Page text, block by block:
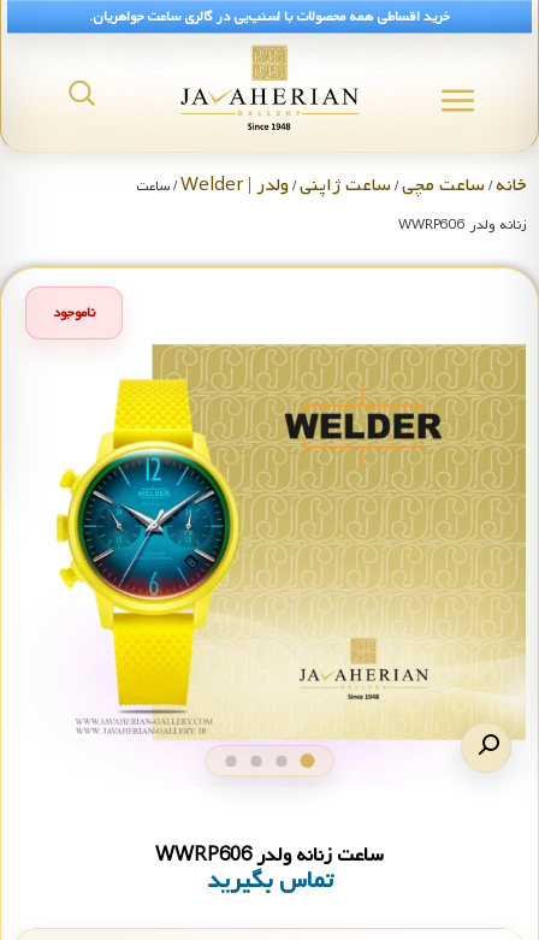
خرید اقساطی همه محصولات با اسنپ‌پی در گالری ساعت جواهریان.
خانه/ساعت مچی/ساعت ژاپنی/ولدر | Welder
/ ساعت
زنانه ولدر WWRP606
ناموجود
ساعت زنانه ولدر WWRP606
تماس بگیرید